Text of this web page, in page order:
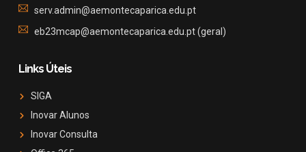
serv.admin@aemontecaparica.edu.pt
eb23mcap@aemontecaparica.edu.pt (geral)
Links Úteis
SIGA
Inovar Alunos
Inovar Consulta